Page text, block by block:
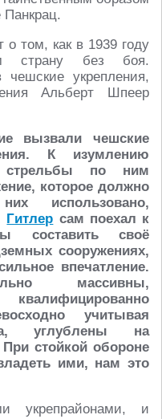
Панкрац.
о том, как в 1939 году
страну без боя.
чешские укрепления,
Альберт Шпеер
вызвали чешские
К изумлению
стрельбы по ним
которое должно
использовано,
Гитлер сам поехал к
составить своё
сооружениях,
впечатление.
массивны,
учитывая
углублены на
стойкой обороне
ими, нам это
укрепрайонами, и